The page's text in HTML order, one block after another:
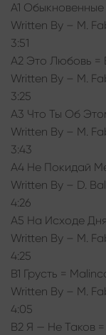
A1
Written By – M.
3:51
A2 Это Любовь =
Written By – M.
3:25
A3 Что Ты Об
Written By – M.
3:43
A4 Не Покидай
Written By – D.
4:26
A5 На Исходе
Written By – M.
4:25
B1 Грусть =
Written By – M.
4:05
B2 Я — Не Таков